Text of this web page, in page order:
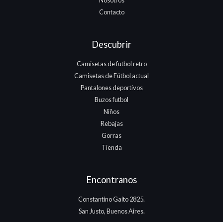
Contacto
Descubrir
Camisetas de futbol retro
Camisetas de Fútbol actual
Pantalones deportivos
Buzos futbol
Niños
Rebajas
Gorras
Tienda
Encontranos
Constantino Gaito 2825.
San Justo, Buenos Aires.